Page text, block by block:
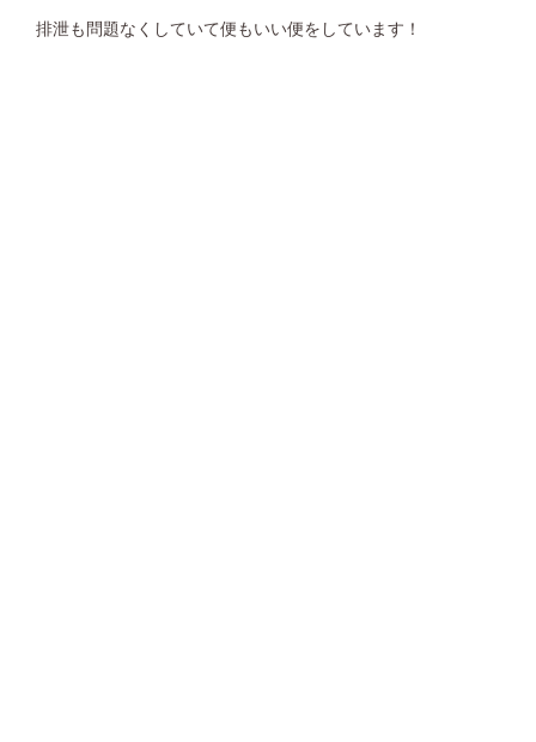
排泄も問題なくしていて便もいい便をしています！